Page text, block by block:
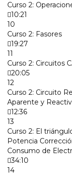
Curso 2:
10:21
10
Curso 2: Fasores
19:27
11
Curso 2: Circuitos
20:05
12
Curso 2: Circuito
Aparente y
12:36
13
Curso 2: El
Potencia
Consumo de
34:10
14